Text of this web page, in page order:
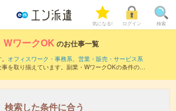
気になる! ログイン 検索
WワークOK のお仕事一覧
オフィスワーク・事務系、 営業・販売・サービス系
を取り揃えています。副業・WワークOKの条件の他
検索した条件に合う